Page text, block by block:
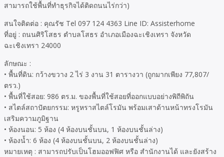
สามารถใช้พื้นที่ทำธุรกิจได้ติดถนนไร่กว่า)
สนใจติดต่อ : คุณรัช Tel 097 124 4363 Line ID: Assisterhome
ที่อยู่ : ถนนศิริโสธร ตำบลโสธร อำเภอเมืองฉะเชิงเทรา จังหวัด
ฉะเชิงเทรา 24000
ลักษณะ :
• พื้นที่ดิน: กว้างขวาง 2 ไร่ 3 งาน 31 ตารางวา (ถูกมากเพียง 77,807/
ตรว.)
• พื้นที่ใช้สอย: 986 ตร.ม. ของพื้นที่ใช้สอยที่ออกแบบอย่างพิถีพิถัน
• สไตล์สถาปัตยกรรม: หรูหราสไตล์โรมัน พร้อมเสาด้านหน้าทรงโรมัน
เสริมความภูมิฐาน
• ห้องนอน: 5 ห้อง (4 ห้องบนชั้นบน, 1 ห้องบนชั้นล่าง)
• ห้องน้ำ: 6 ห้อง (4 ห้องบนชั้นบน, 2 ห้องบนชั้นล่าง)
หมายเหตุ : สามารถปรับเป็นโฮมออฟฟิศ หรือ สำนักงานได้ และยังสร้าง